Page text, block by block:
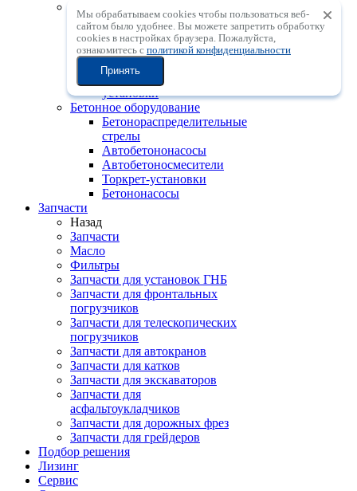
Асфальтосмесительные
установки
Грунтосмесительные
установки
Бетоносмесительные
установки
Бетонное оборудование
Бетонораспределительные
стрелы
Автобетононасосы
Автобетоносмесители
Торкрет-установки
Бетононасосы
Запчасти
Назад
Запчасти
Масло
Фильтры
Запчасти для установок ГНБ
Запчасти для фронтальных
погрузчиков
Запчасти для телескопических
погрузчиков
Запчасти для автокранов
Запчасти для катков
Запчасти для экскаваторов
Запчасти для
асфальтоукладчиков
Запчасти для дорожных фрез
Запчасти для грейдеров
Подбор решения
Лизинг
Сервис
Мы обрабатываем cookies чтобы пользоваться веб-
сайтом было удобнее. Вы можете запретить обработку
сookies в настройках браузера. Пожалуйста,
ознакомитесь с политикой конфиденциальности
Принять